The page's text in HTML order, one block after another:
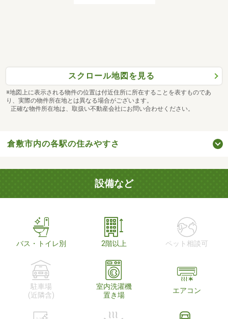
スクロール地図を見る
※地図上に表示される物件の位置は付近住所に所在することを表すものであ
り、実際の物件所在地とは異なる場合がございます。
正確な物件所在地は、取扱い不動産会社にお問い合わせください。
倉敷市内の各駅の住みやすさ
設備など
バス・トイレ別 2階以上 ペット相談可
駐車場
(近隣含)
室内洗濯機
置き場
エアコン